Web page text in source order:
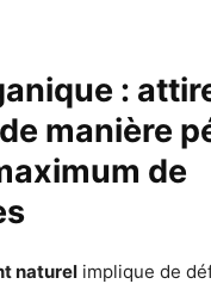
:
manière
de
naturel implique de